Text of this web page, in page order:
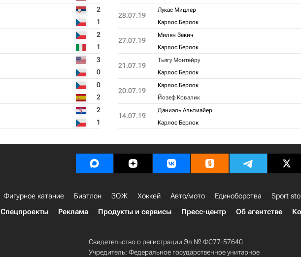
2
1
2
1
3
0
0
2
2
1
28.07.19
Лукас Мидлер
Карлос Берлок
27.07.19
Милян Зекич
Карлос Берлок
21.07.19
Тьягу Монтейру
Карлос Берлок
20.07.19
Карлос Берлок
Йозеф Ковалик
14.07.19
Даниэль Альтмайер
Карлос Берлок
Фигурное катание Биатлон ЗОЖ Хоккей Авто/мото Единоборства Sport
Спецпроекты
Реклама Продукты и сервисы Пресс-центр Об агентстве
Свидетельство о регистрации Эл № ФС77-57640
Учредитель: Федеральное государственное унитарное